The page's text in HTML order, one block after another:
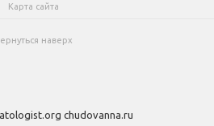
Карта сайта
наверх
chudovanna.ru